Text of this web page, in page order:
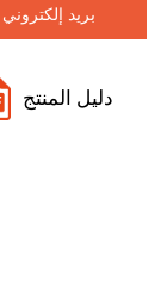
بريد إلكتروني
دليل المنتج